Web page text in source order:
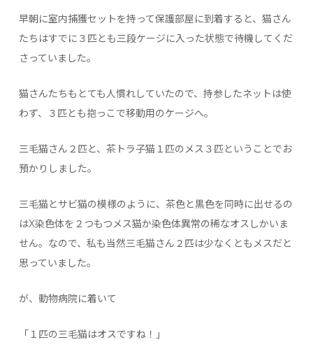
早朝に室内捕獲セットを持って保護部屋に到着すると、猫さん
たちはすでに３匹とも三段ケージに入った状態で待機してくだ
さっていました。
猫さんたちもとても人慣れしていたので、持参したネットは使
わず、３匹とも抱っこで移動用のケージへ。
三毛猫さん２匹と、茶トラ子猫１匹のメス３匹ということでお
預かりしました。
三毛猫とサビ猫の模様のように、茶色と黒色を同時に出せるの
はX染色体を２つもつメス猫か染色体異常の稀なオスしかいま
せん。なので、私も当然三毛猫さん２匹は少なくともメスだと
思っていました。
が、動物病院に着いて
「１匹の三毛猫はオスですね！」